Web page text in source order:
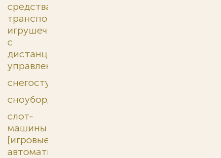
средства
транспортные
игрушечные
с
дистанционным
управлением
снегоступы
сноуборды
слот-
машины
[игровые
автоматы]